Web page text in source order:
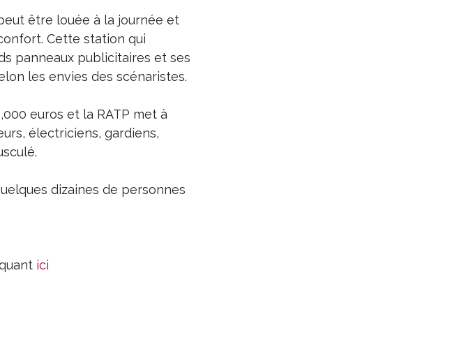
être louée à la journée et
Cette station qui
panneaux publicitaires et ses
les envies des scénaristes.
euros et la RATP met à
électriciens, gardiens,
dizaines de personnes
ici